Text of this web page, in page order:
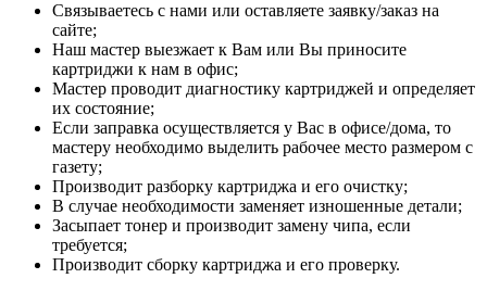
Связываетесь с нами или оставляете заявку/заказ на
сайте;
Наш мастер выезжает к Вам или Вы приносите
картриджи к нам в офис;
Мастер проводит диагностику картриджей и определяет
их состояние;
Если заправка осуществляется у Вас в офисе/дома, то
мастеру необходимо выделить рабочее место размером с
газету;
Производит разборку картриджа и его очистку;
В случае необходимости заменяет изношенные детали;
Засыпает тонер и производит замену чипа, если
требуется;
Производит сборку картриджа и его проверку.